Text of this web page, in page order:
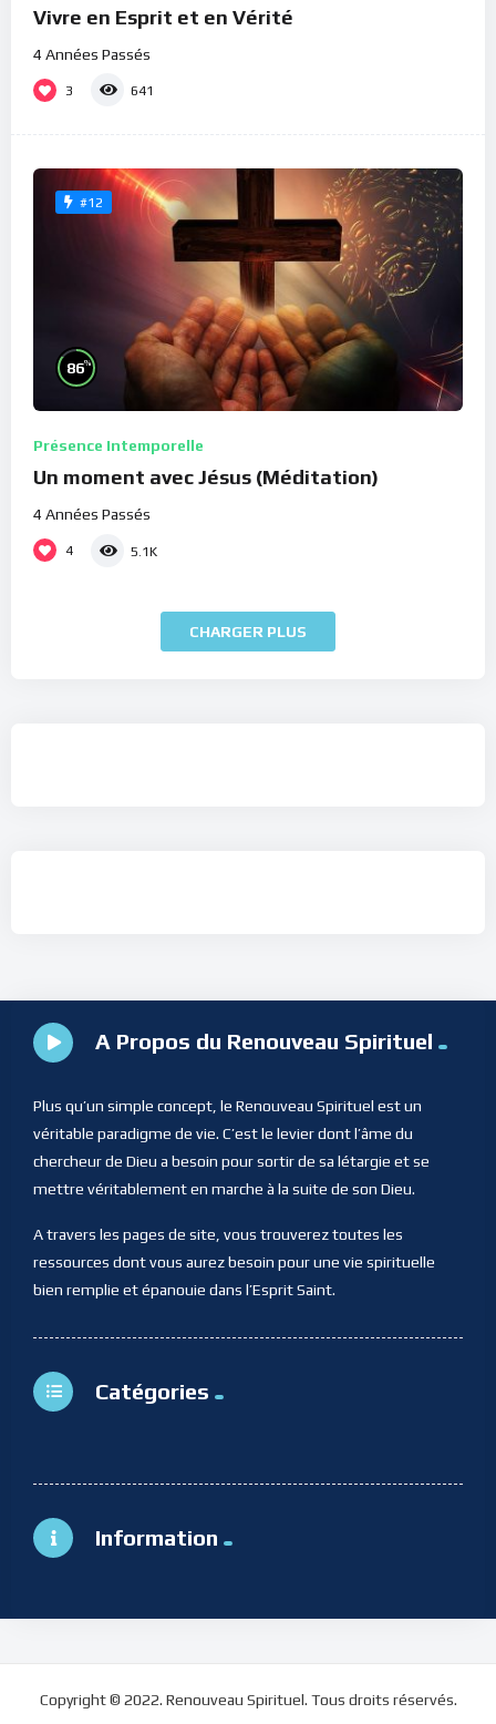
Vivre en Esprit et en Vérité
4 Années Passés
3 641
#12
86%
Présence Intemporelle
Un moment avec Jésus (Méditation)
4 Années Passés
4 5.1K
CHARGER PLUS
A Propos du Renouveau Spirituel
Plus qu’un simple concept, le Renouveau Spirituel est un
véritable paradigme de vie. C’est le levier dont l’âme du
chercheur de Dieu a besoin pour sortir de sa létargie et se
mettre véritablement en marche à la suite de son Dieu.
A travers les pages de site, vous trouverez toutes les
ressources dont vous aurez besoin pour une vie spirituelle
bien remplie et épanouie dans l’Esprit Saint.
Catégories
Information
Copyright © 2022. Renouveau Spirituel. Tous droits réservés.